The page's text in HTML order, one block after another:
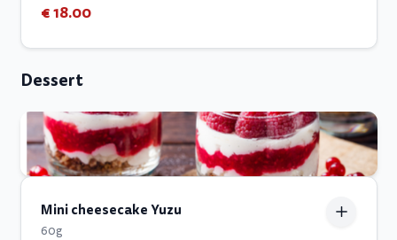
€ 18.00
Dessert
Mini cheesecake Yuzu
60g